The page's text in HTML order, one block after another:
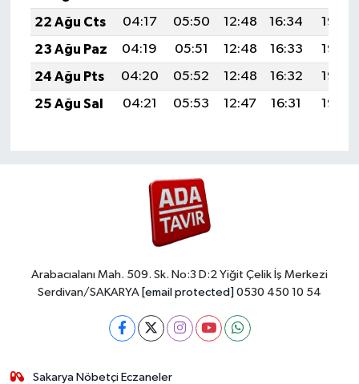
22 Ağu Cts
04:17 05:50 12:48 16:34
19:36
23 Ağu Paz
04:19 05:51 12:48 16:33
19:35
24 Ağu Pts
04:20 05:52 12:48 16:32
19:33
25 Ağu Sal
04:21 05:53 12:47 16:31 19:32
Arabacıalanı Mah. 509. Sk. No:3 D:2 Yiğit Çelik İş Merkezi
Serdivan/SAKARYA [email protected] 0530 450 10 54
Sakarya Nöbetçi Eczaneler